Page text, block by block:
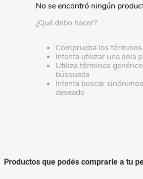
No se encontró ningún
¿Qué debo hacer?
Comprueba los
Intenta utilizar una sola
Utiliza términos
búsqueda
Intenta buscar
deseado
Productos que podés comprarle a tu